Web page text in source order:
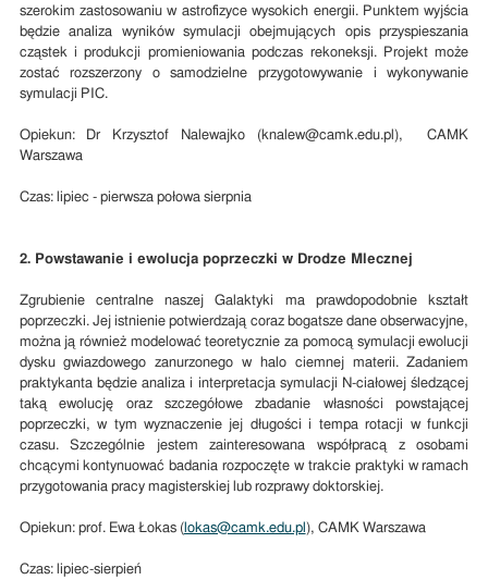
szerokim zastosowaniu w astrofizyce wysokich energii. Punktem wyjścia
będzie analiza wyników symulacji obejmujących opis przyspieszania
cząstek i produkcji promieniowania podczas rekoneksji. Projekt może
zostać rozszerzony o samodzielne przygotowywanie i wykonywanie
symulacji PIC.
Opiekun: Dr Krzysztof Nalewajko (knalew@camk.edu.pl), CAMK
Warszawa
Czas: lipiec - pierwsza połowa sierpnia
2. Powstawanie i ewolucja poprzeczki w Drodze Mlecznej
Zgrubienie centralne naszej Galaktyki ma prawdopodobnie kształt
poprzeczki. Jej istnienie potwierdzają coraz bogatsze dane obserwacyjne,
można ją również modelować teoretycznie za pomocą symulacji ewolucji
dysku gwiazdowego zanurzonego w halo ciemnej materii. Zadaniem
praktykanta będzie analiza i interpretacja symulacji N-ciałowej śledzącej
taką ewolucję oraz szczegółowe zbadanie własności powstającej
poprzeczki, w tym wyznaczenie jej długości i tempa rotacji w funkcji
czasu. Szczególnie jestem zainteresowana współpracą z osobami
chcącymi kontynuować badania rozpoczęte w trakcie praktyki w ramach
przygotowania pracy magisterskiej lub rozprawy doktorskiej.
Opiekun: prof. Ewa Łokas ( lokas@camk.edu.pl ), CAMK Warszawa
Czas: lipiec-sierpień